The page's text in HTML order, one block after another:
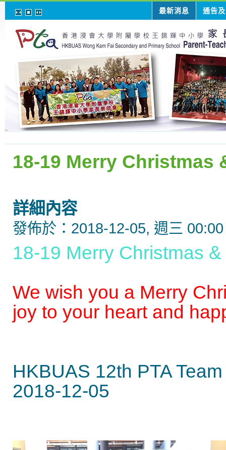
最新消息 通告
18-19 Merry Christmas
詳細內容
發佈於：2018-12-05, 週三 00:00
18-19 Merry Christmas
We wish you a Merry
joy to your heart and
HKBUAS 12th PTA Team
2018-12-05